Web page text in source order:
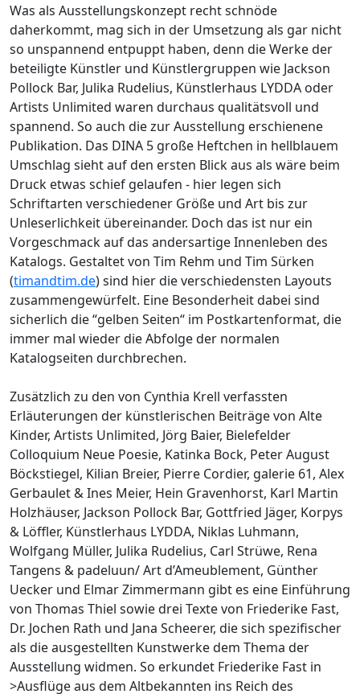
Was als Ausstellungskonzept recht schnöde
daherkommt, mag sich in der Umsetzung als gar nicht
so unspannend entpuppt haben, denn die Werke der
beteiligte Künstler und Künstlergruppen wie Jackson
Pollock Bar, Julika Rudelius, Künstlerhaus LYDDA oder
Artists Unlimited waren durchaus qualitätsvoll und
spannend. So auch die zur Ausstellung erschienene
Publikation. Das DINA 5 große Heftchen in hellblauem
Umschlag sieht auf den ersten Blick aus als wäre beim
Druck etwas schief gelaufen - hier legen sich
Schriftarten verschiedener Größe und Art bis zur
Unleserlichkeit übereinander. Doch das ist nur ein
Vorgeschmack auf das andersartige Innenleben des
Katalogs. Gestaltet von Tim Rehm und Tim Sürken
(timandtim.de) sind hier die verschiedensten Layouts
zusammengewürfelt. Eine Besonderheit dabei sind
sicherlich die “gelben Seiten“ im Postkartenformat, die
immer mal wieder die Abfolge der normalen
Katalogseiten durchbrechen.
Zusätzlich zu den von Cynthia Krell verfassten
Erläuterungen der künstlerischen Beiträge von Alte
Kinder, Artists Unlimited, Jörg Baier, Bielefelder
Colloquium Neue Poesie, Katinka Bock, Peter August
Böckstiegel, Kilian Breier, Pierre Cordier, galerie 61, Alex
Gerbaulet & Ines Meier, Hein Gravenhorst, Karl Martin
Holzhäuser, Jackson Pollock Bar, Gottfried Jäger, Korpys
& Löffler, Künstlerhaus LYDDA, Niklas Luhmann,
Wolfgang Müller, Julika Rudelius, Carl Strüwe, Rena
Tangens & padeluun/ Art d’Ameublement, Günther
Uecker und Elmar Zimmermann gibt es eine Einführung
von Thomas Thiel sowie drei Texte von Friederike Fast,
Dr. Jochen Rath und Jana Scheerer, die sich spezifischer
als die ausgestellten Kunstwerke dem Thema der
Ausstellung widmen. So erkundet Friederike Fast in
>Ausflüge aus dem Altbekannten ins Reich des